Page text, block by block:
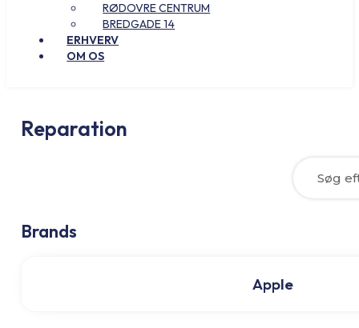
RØDOVRE CENTRUM
BREDGADE 14
ERHVERV
OM OS
Reparation
Brands
Apple